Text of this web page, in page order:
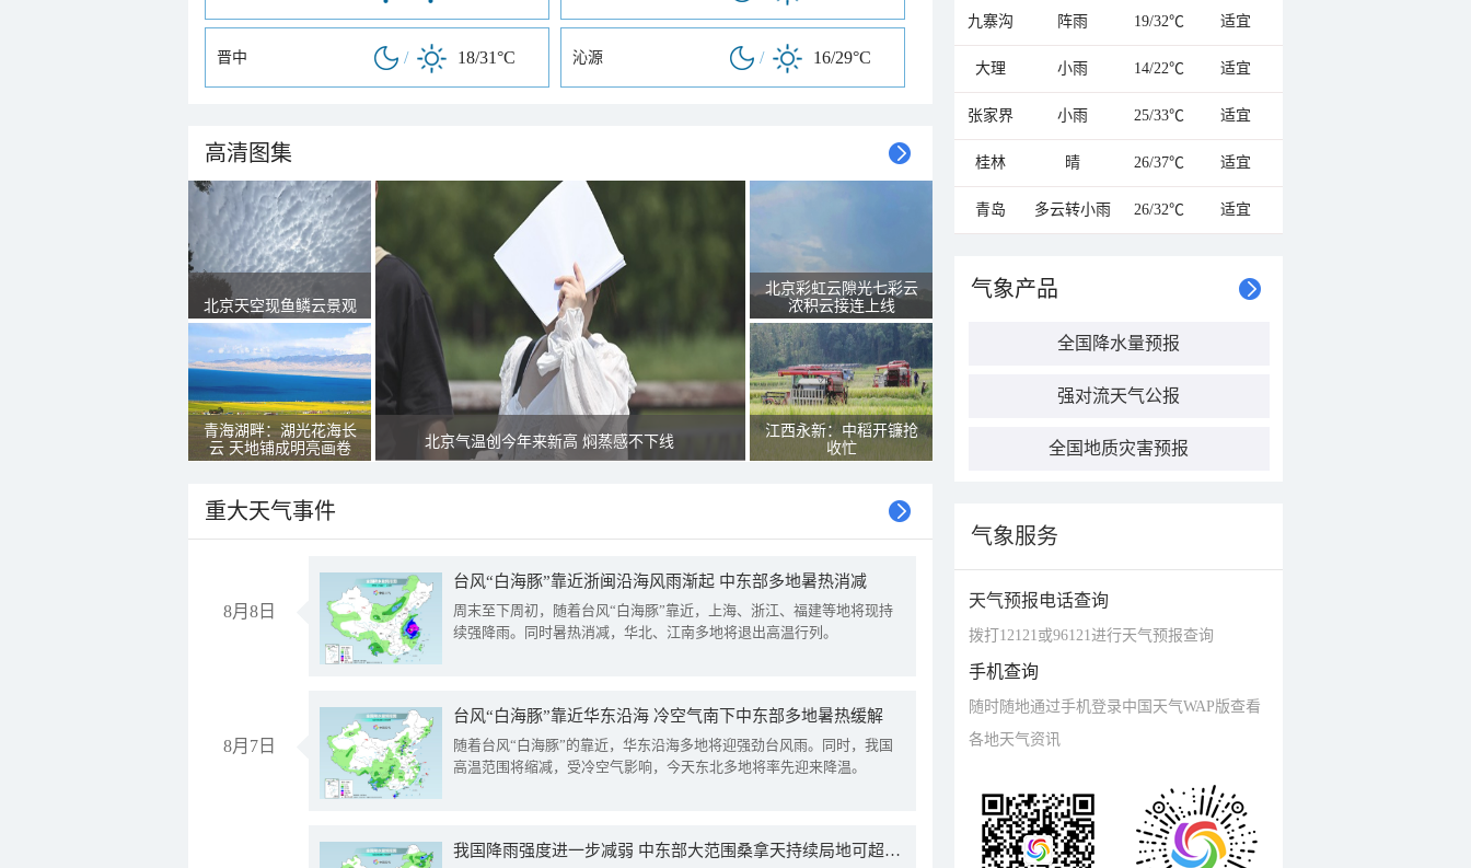
晋中 / 18/31°C 沁源 / 16/29°C
高清图集
北京天空现鱼鳞云景观
青海湖畔：湖光花海长
云 天地铺成明亮画卷
北京气温创今年来新高 焖蒸感不下线
北京彩虹云隙光七彩云
浓积云接连上线
江西永新：中稻开镰抢
收忙
重大天气事件
8月8日
台风“白海豚”靠近浙闽沿海风雨渐起 中东部多地暑热消减
周末至下周初，随着台风“白海豚”靠近，上海、浙江、福建等地将现持
续强降雨。同时暑热消减，华北、江南多地将退出高温行列。
8月7日
台风“白海豚”靠近华东沿海 冷空气南下中东部多地暑热缓解
随着台风“白海豚”的靠近，华东沿海多地将迎强劲台风雨。同时，我国
高温范围将缩减，受冷空气影响，今天东北多地将率先迎来降温。
我国降雨强度进一步减弱 中东部大范围桑拿天持续局地可超38℃
九寨沟 阵雨 19/32℃ 适宜
大理 小雨 14/22℃ 适宜
张家界 小雨 25/33℃ 适宜
桂林 晴 26/37℃ 适宜
青岛 多云转小雨 26/32℃ 适宜
气象产品
全国降水量预报
强对流天气公报
全国地质灾害预报
气象服务
天气预报电话查询
拨打12121或96121进行天气预报查询
手机查询
随时随地通过手机登录中国天气WAP版查看
各地天气资讯